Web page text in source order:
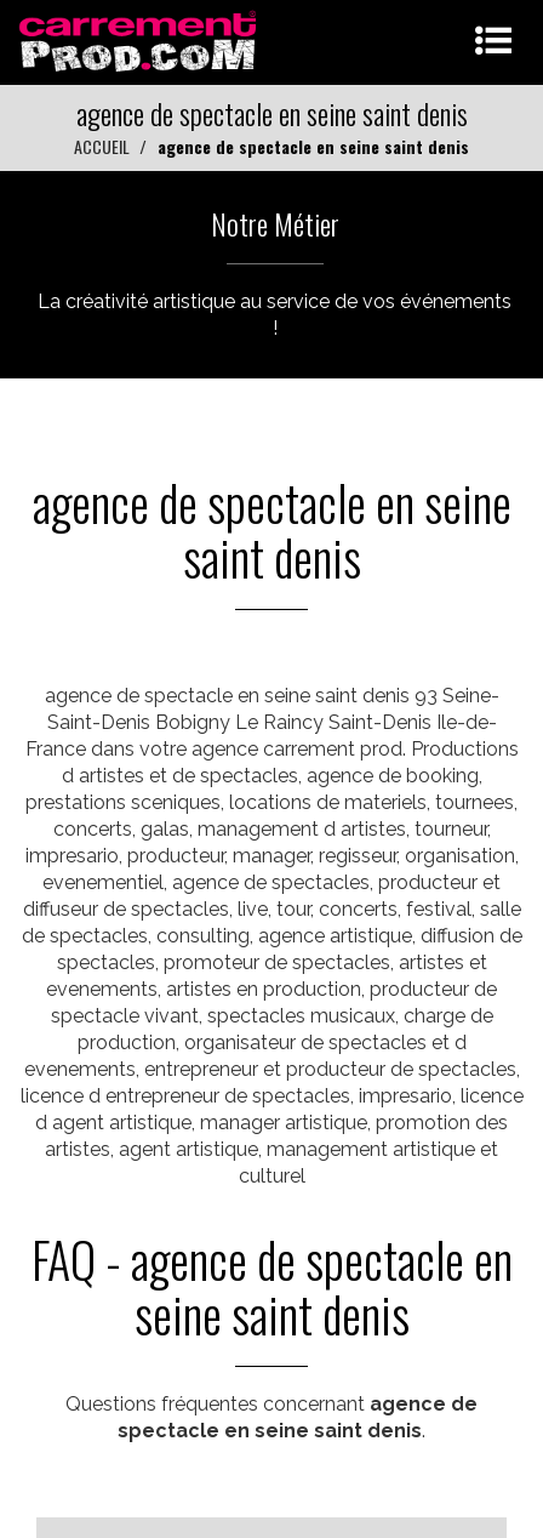
agence de spectacle en seine saint denis
ACCUEIL agence de spectacle en seine saint denis
Notre Métier
La créativité artistique au service de vos événements
!
agence de spectacle en seine
saint denis
agence de spectacle en seine saint denis 93 Seine-
Saint-Denis Bobigny Le Raincy Saint-Denis Ile-de-
France dans votre agence carrement prod. Productions
d artistes et de spectacles, agence de booking,
prestations sceniques, locations de materiels, tournees,
concerts, galas, management d artistes, tourneur,
impresario, producteur, manager, regisseur, organisation,
evenementiel, agence de spectacles, producteur et
diffuseur de spectacles, live, tour, concerts, festival, salle
de spectacles, consulting, agence artistique, diffusion de
spectacles, promoteur de spectacles, artistes et
evenements, artistes en production, producteur de
spectacle vivant, spectacles musicaux, charge de
production, organisateur de spectacles et d
evenements, entrepreneur et producteur de spectacles,
licence d entrepreneur de spectacles, impresario, licence
d agent artistique, manager artistique, promotion des
artistes, agent artistique, management artistique et
culturel
FAQ - agence de spectacle en
seine saint denis
Questions fréquentes concernant agence de
spectacle en seine saint denis.